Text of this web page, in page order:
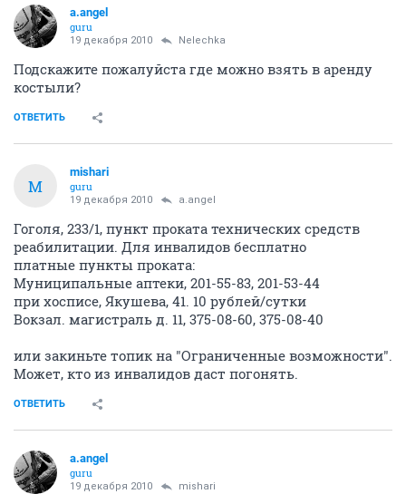
a.angel
guru
19 декабря 2010 Nelechka
Подскажите пожалуйста где можно взять в аренду
костыли?
ОТВЕТИТЬ
M
mishari
guru
19 декабря 2010 a.angel
Гоголя, 233/1, пункт проката технических средств
реабилитации. Для инвалидов бесплатно
платные пункты проката:
Муниципальные аптеки, 201-55-83, 201-53-44
при хосписе, Якушева, 41. 10 рублей/сутки
Вокзал. магистраль д. 11, 375-08-60, 375-08-40
или закиньте топик на "Ограниченные возможности".
Может, кто из инвалидов даст погонять.
ОТВЕТИТЬ
a.angel
guru
19 декабря 2010 mishari